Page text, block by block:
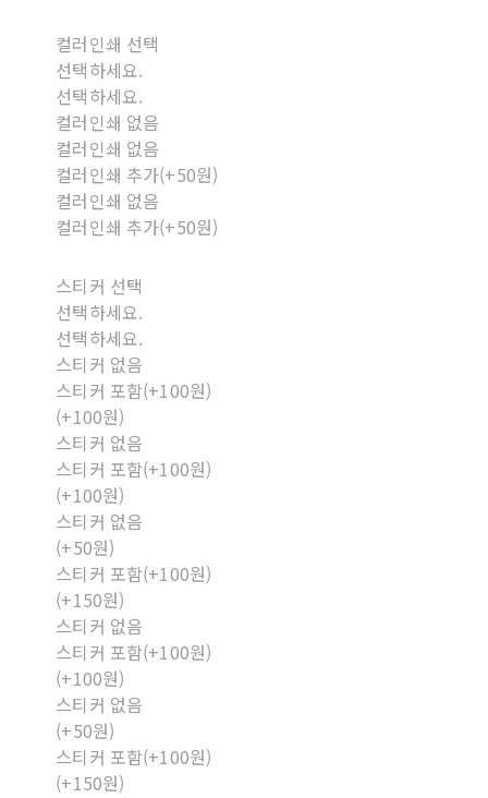
컬러인쇄 선택
선택하세요.
선택하세요.
컬러인쇄 없음
컬러인쇄 없음
컬러인쇄 추가(+50원)
컬러인쇄 없음
컬러인쇄 추가(+50원)
스티커 선택
선택하세요.
선택하세요.
스티커 없음
스티커 포함(+100원)
(+100원)
스티커 없음
스티커 포함(+100원)
(+100원)
스티커 없음
(+50원)
스티커 포함(+100원)
(+150원)
스티커 없음
스티커 포함(+100원)
(+100원)
스티커 없음
(+50원)
스티커 포함(+100원)
(+150원)